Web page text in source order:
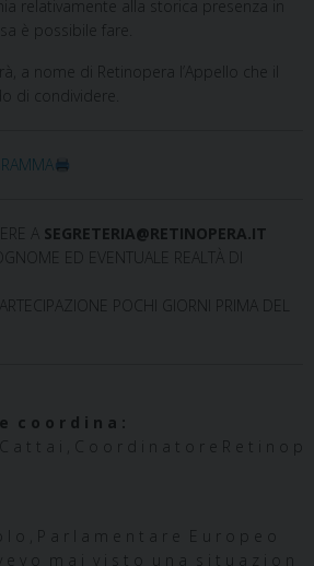
relativamente alla storica presenza in
è possibile fare.
a nome di Retinopera l’Appello che il
di condividere.
A SEGRETERIA@RETINOPERA.IT
ED EVENTUALE REALTÀ DI
POCHI GIORNI PRIMA DEL
c o o r d i n a :
a t t a i , C o o r d i n a t o r e R e t i n o p
o , P a r l a m e n t a r e E u r o p e o
e v o m a i v i s t o u n a s i t u a z i o n